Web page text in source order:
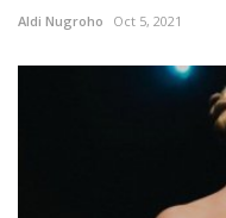
Aldi Nugroho Oct 5, 2021